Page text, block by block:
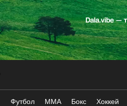
Футбол ММА Бокс Хоккей